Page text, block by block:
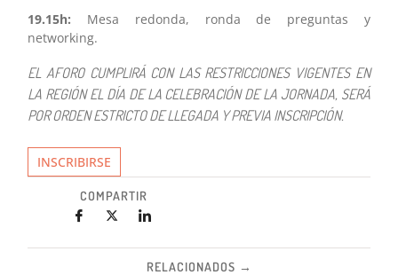
19.15h: Mesa redonda, ronda de preguntas y
networking.
EL AFORO CUMPLIRÁ CON LAS RESTRICCIONES VIGENTES EN
LA REGIÓN EL DÍA DE LA CELEBRACIÓN DE LA JORNADA, SERÁ
POR ORDEN ESTRICTO DE LLEGADA Y PREVIA INSCRIPCIÓN.
INSCRIBIRSE
COMPARTIR
RELACIONADOS →